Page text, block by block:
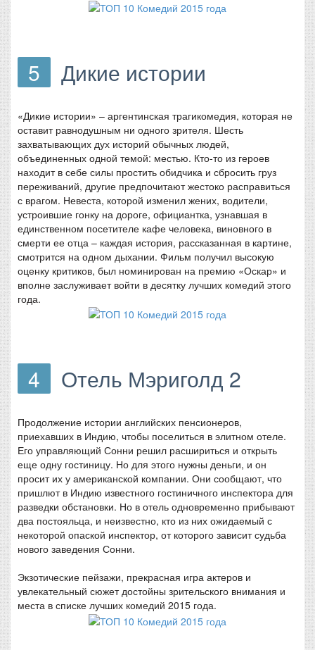
5 Дикие истории
«Дикие истории» – аргентинская трагикомедия, которая не
оставит равнодушным ни одного зрителя. Шесть
захватывающих дух историй обычных людей,
объединенных одной темой: местью. Кто-то из героев
находит в себе силы простить обидчика и сбросить груз
переживаний, другие предпочитают жестоко расправиться
с врагом. Невеста, которой изменил жених, водители,
устроившие гонку на дороге, официантка, узнавшая в
единственном посетителе кафе человека, виновного в
смерти ее отца – каждая история, рассказанная в картине,
смотрится на одном дыхании. Фильм получил высокую
оценку критиков, был номинирован на премию «Оскар» и
вполне заслуживает войти в десятку лучших комедий этого
года.
4 Отель Мэриголд 2
Продолжение истории английских пенсионеров,
приехавших в Индию, чтобы поселиться в элитном отеле.
Его управляющий Сонни решил расшириться и открыть
еще одну гостиницу. Но для этого нужны деньги, и он
просит их у американской компании. Они сообщают, что
пришлют в Индию известного гостиничного инспектора для
разведки обстановки. Но в отель одновременно прибывают
два постояльца, и неизвестно, кто из них ожидаемый с
некоторой опаской инспектор, от которого зависит судьба
нового заведения Сонни.
Экзотические пейзажи, прекрасная игра актеров и
увлекательный сюжет достойны зрительского внимания и
места в списке лучших комедий 2015 года.